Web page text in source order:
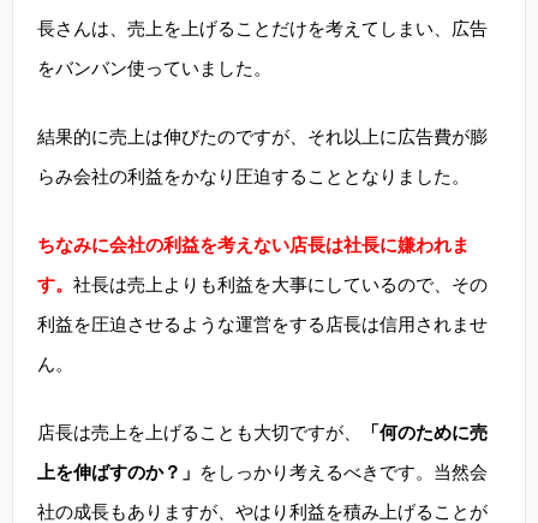
長さんは、売上を上げることだけを考えてしまい、広告
をバンバン使っていました。
結果的に売上は伸びたのですが、それ以上に広告費が膨
らみ会社の利益をかなり圧迫することとなりました。
ちなみに会社の利益を考えない店長は社長に嫌われま
す。 社長は売上よりも利益を大事にしているので、その
利益を圧迫させるような運営をする店長は信用されませ
ん。
店長は売上を上げることも大切ですが、
「何のために売
上を伸ばすのか？」 をしっかり考えるべきです。当然会
社の成長もありますが、やはり利益を積み上げることが